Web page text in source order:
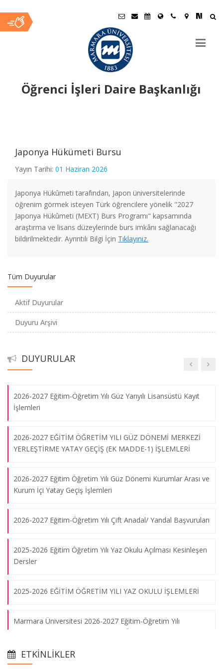
Öğrenci İşleri Daire Başkanlığı
İçerikJaponya Hükümeti Bursu
Yayın Tarihi: 01 Haziran 2026
Japonya Hükûmeti tarafından, Japon üniversitelerinde
öğrenim görmek isteyen Türk öğrencilere yönelik "2027
Japonya Hükûmeti (MEXT) Burs Programı" kapsamında
araştırma ve lisans düzeylerinde burs imkânı sağlanacağı
bildirilmektedir. Ayrıntılı Bilgi İçin Tıklayınız.
Tüm Duyurular
Aktif Duyurular
Duyuru Arşivi
DUYURULAR
CİMER 'Yönetime Katıl Uygulaması'
TÜRK SİLAHLI KUVVETLERİNE KUVVET
KOMUTANLIKLARINDA / MİLLİ SAVUNMA
ÜNİVERSİTESİNDE GÖREVLENDİRİLMEK ÜZERE 2021 YILI
DIŞ KAYNAKTAN MUVAZZAF SUBAY ADAYI TEMİNİ
2021-2022 Eğitim-Öğretim Yılı Akademik Takvim
2021-2022 KURUMLARARASI / KURUMİÇİ YATAY GEÇİŞ
2026-2027 Eğitim-Öğretim Yılı Güz Yarıyılı Lisansüstü Kayıt
İşlemleri
2026-2027 EĞİTİM ÖĞRETİM YILI GÜZ DÖNEMİ MERKEZİ
YERLEŞTİRME YATAY GEÇİŞ (EK MADDE-1) İŞLEMLERİ
2026-2027 Eğitim Öğretim Yılı Güz Dönemi Kurumlar Arası ve
Kurum İçi Yatay Geçiş İşlemleri
2026-2027 Eğitim-Öğretim Yılı Çift Anadal/ Yandal Başvuruları
2025-2026 Eğitim Öğretim Yılı Yaz Okulu Açılması Kesinleşen
Dersler
2025-2026 EĞİTİM ÖĞRETİM YILI YAZ OKULU İŞLEMLERİ
Marmara Üniversitesi 2026-2027 Eğitim-Öğretim Yılı
Yurtdışından Veya Yabancı Uyruklu Öğrenci Seçme Ve
ETKINLIKLER
25.02.2013